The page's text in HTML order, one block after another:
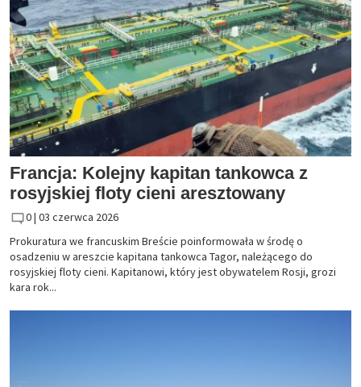
Francja: Kolejny kapitan tankowca z
rosyjskiej floty cieni aresztowany
0 | 03 czerwca 2026
Prokuratura we francuskim Breście poinformowała w środę o
osadzeniu w areszcie kapitana tankowca Tagor, należącego do
rosyjskiej floty cieni. Kapitanowi, który jest obywatelem Rosji, grozi
kara rok...